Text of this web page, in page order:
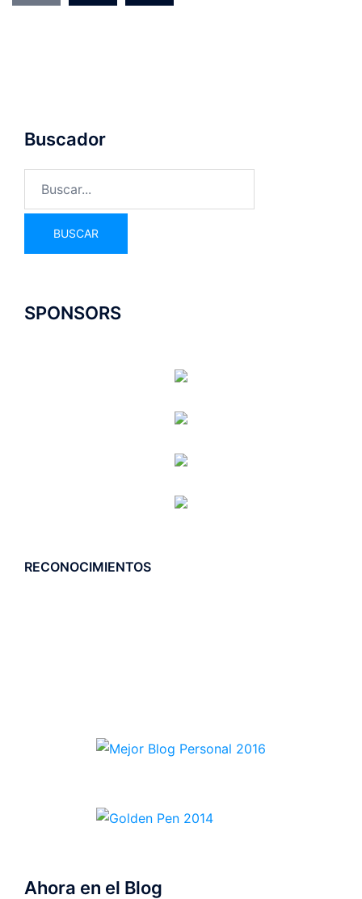
Buscador
SPONSORS
RECONOCIMIENTOS
Ahora en el Blog